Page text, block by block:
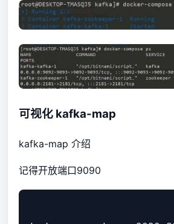
可视化 kafka-map
kafka-map 介绍
记得开放端口9090